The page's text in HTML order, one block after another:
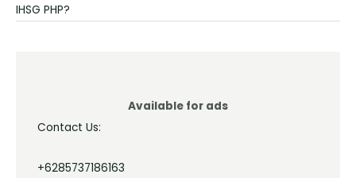
IHSG PHP?
Available for ads
Contact Us:
+6285737186163